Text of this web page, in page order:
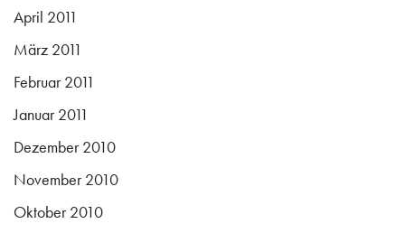
April 2011
März 2011
Februar 2011
Januar 2011
Dezember 2010
November 2010
Oktober 2010